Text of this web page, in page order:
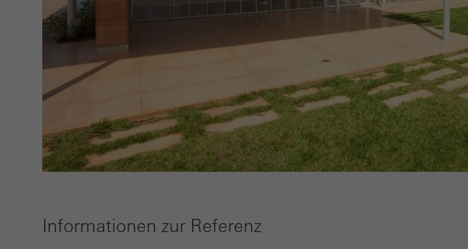
Informationen zur Referenz